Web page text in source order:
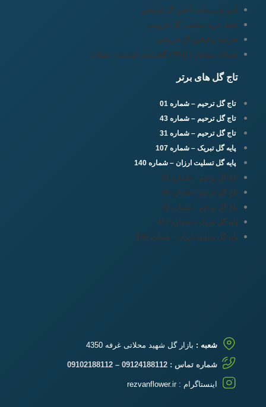
آموزش پرداخت آنلاین گل فروشی
حفظ حریم شخصی گل فروشی
شرایط و قوانین گل فروشی
سوالات متداول ( FAQ ) گلفروشی اینترنتی رضوان
تاج گل های برتر
تاج گل ترحیم – شماره 01
تاج گل ترحیم – شماره 43
تاج گل ترحیم – شماره 31
پایه گل تبریک – شماره 107
پایه گل تسلیت ارزان – شماره 140
تاج گل ترحیم – شماره 01
تاج گل ترحیم – شماره 43
تاج گل ترحیم – شماره 31
پایه گل تبریک – شماره 107
پایه گل تسلیت ارزان – شماره 140
شعبه : بازار گل شهید محلاتی غرفه 4350
شماره تماس : 09124188112 – 09102188112
اینستاگرام :rezvanflower.ir